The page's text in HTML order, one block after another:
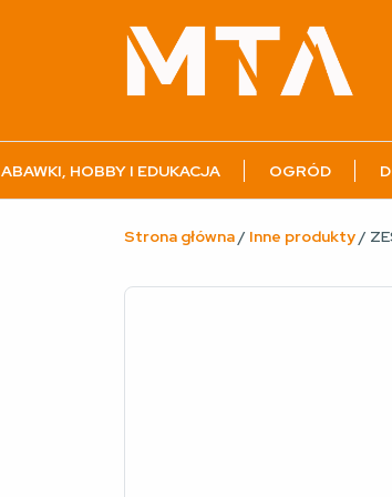
HOBBY I EDUKACJA OGRÓD
Strona główna/ Inne produkty/